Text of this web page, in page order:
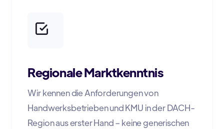
Regionale Marktkenntnis
Wir kennen die Anforderungen von
Handwerksbetrieben und KMU in der DACH-
Region aus erster Hand – keine generischen